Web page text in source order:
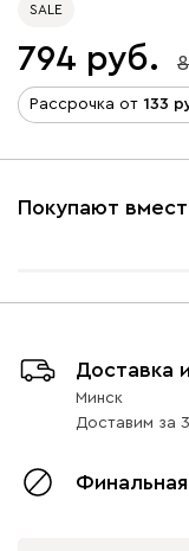
SALE
794
Рассрочка от 133
Покупают
Доставка
Минск
Доставим за